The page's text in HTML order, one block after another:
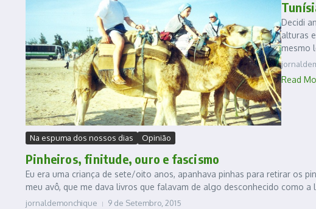
Decidi
alturas
mesmo
Read
Na espuma dos nossos dias Opinião
Pinheiros, finitude, ouro e fascismo
Eu era uma criança de sete/oito anos, apanhava pinhas para retirar os
meu avô, que me dava livros que falavam de algo desconhecido como a
jornaldemonchique 9 de Setembro, 2015